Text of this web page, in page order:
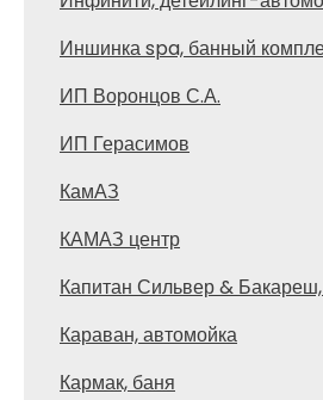
Иншинка spa, банный
ИП Воронцов С.А.
ИП Герасимов
КамАЗ
КАМАЗ центр
Капитан Сильвер &
Караван, автомойка
Кармак, баня